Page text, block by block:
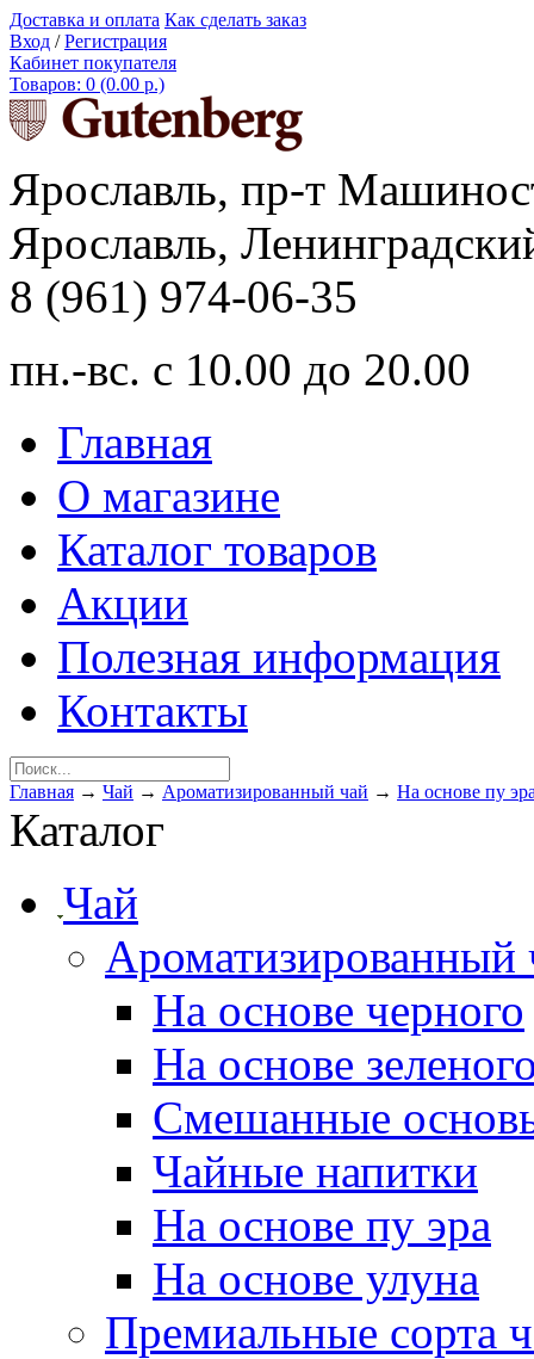
Доставка и оплата Как сделать заказ
Вход /Регистрация
Кабинет покупателя
Товаров: 0 (0.00 р.)
Ярославль, пр-т
Ярославль,
8 (961) 974-06-35
пн.-вс. с 10.00 до 20.00
Главная
О магазине
Каталог товаров
Акции
Полезная информация
Контакты
Главная → Чай → Ароматизированный чай → На основе пу
Каталог
Чай
Ароматизированный
На основе черного
На основе
Смешанные
Чайные напитки
На основе пу эра
На основе улуна
Премиальные сорта